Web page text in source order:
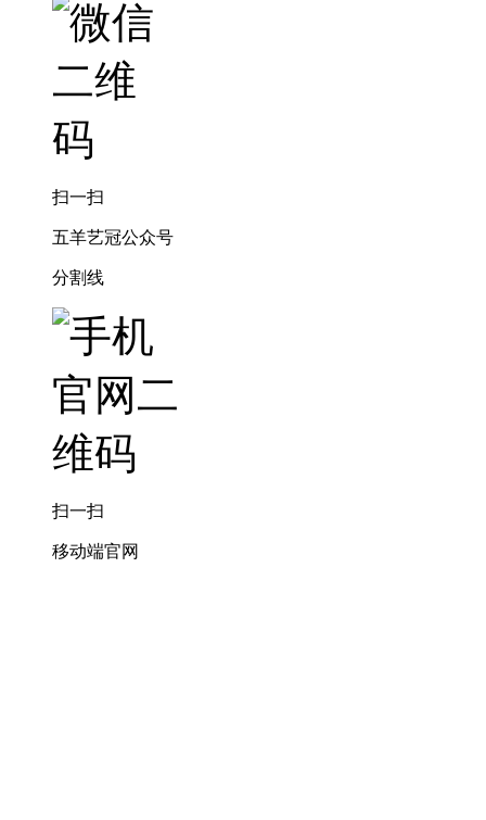
扫一扫
五羊艺冠公众号
分割线
扫一扫
移动端官网